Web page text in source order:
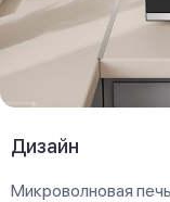
Дизайн
Микроволновая